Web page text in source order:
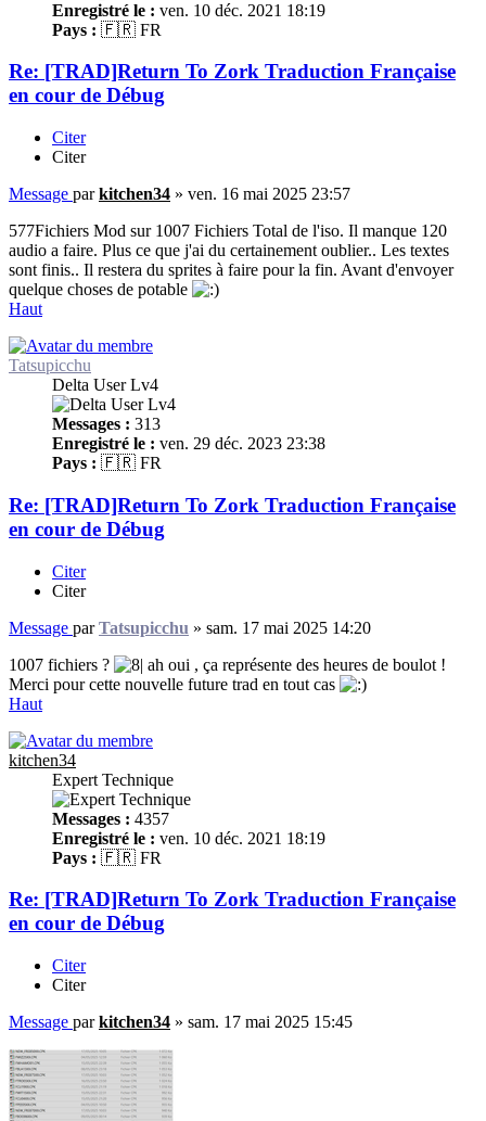
Enregistré le : ven. 10 déc. 2021 18:19
Pays : 🇫🇷 FR
Re: [TRAD]Return To Zork Traduction Française
en cour de Débug
Citer
Citer
Message parkitchen34 » ven. 16 mai 2025 23:57
577Fichiers Mod sur 1007 Fichiers Total de l'iso. Il manque 120
audio a faire. Plus ce que j'ai du certainement oublier.. Les textes
sont finis.. Il restera du sprites à faire pour la fin. Avant d'envoyer
quelque choses de potable
Haut
Tatsupicchu
Delta User Lv4
Messages : 313
Enregistré le : ven. 29 déc. 2023 23:38
Pays : 🇫🇷 FR
Re: [TRAD]Return To Zork Traduction Française
en cour de Débug
Citer
Citer
Message parTatsupicchu » sam. 17 mai 2025 14:20
1007 fichiers ?
ah oui , ça représente des heures de boulot !
Merci pour cette nouvelle future trad en tout cas
Haut
kitchen34
Expert Technique
Messages : 4357
Enregistré le : ven. 10 déc. 2021 18:19
Pays : 🇫🇷 FR
Re: [TRAD]Return To Zork Traduction Française
en cour de Débug
Citer
Citer
Message parkitchen34 » sam. 17 mai 2025 15:45